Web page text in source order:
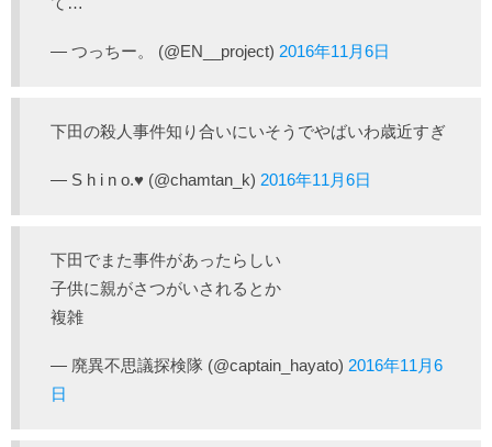
— つっちー。 (@EN__project) 2016年11月6日
下田の殺人事件知り合いにいそうでやばいわ歳近すぎ
— S h i n o︎︎.︎︎♥︎ (@chamtan_k) 2016年11月6日
下田でまた事件があったらしい
子供に親がさつがいされるとか
複雑
— 廃異不思議探検隊 (@captain_hayato) 2016年11月6
日